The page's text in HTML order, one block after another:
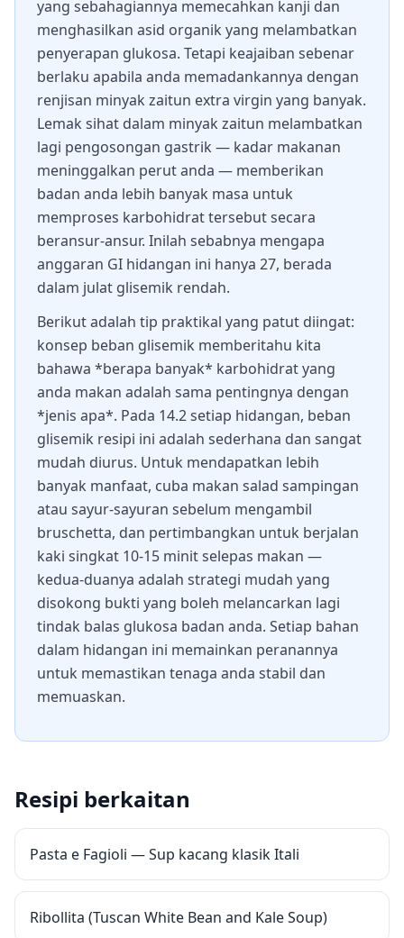
yang sebahagiannya memecahkan kanji dan
menghasilkan asid organik yang melambatkan
penyerapan glukosa. Tetapi keajaiban sebenar
berlaku apabila anda memadankannya dengan
renjisan minyak zaitun extra virgin yang banyak.
Lemak sihat dalam minyak zaitun melambatkan
lagi pengosongan gastrik — kadar makanan
meninggalkan perut anda — memberikan
badan anda lebih banyak masa untuk
memproses karbohidrat tersebut secara
beransur-ansur. Inilah sebabnya mengapa
anggaran GI hidangan ini hanya 27, berada
dalam julat glisemik rendah.
Berikut adalah tip praktikal yang patut diingat:
konsep beban glisemik memberitahu kita
bahawa *berapa banyak* karbohidrat yang
anda makan adalah sama pentingnya dengan
*jenis apa*. Pada 14.2 setiap hidangan, beban
glisemik resipi ini adalah sederhana dan sangat
mudah diurus. Untuk mendapatkan lebih
banyak manfaat, cuba makan salad sampingan
atau sayur-sayuran sebelum mengambil
bruschetta, dan pertimbangkan untuk berjalan
kaki singkat 10-15 minit selepas makan —
kedua-duanya adalah strategi mudah yang
disokong bukti yang boleh melancarkan lagi
tindak balas glukosa badan anda. Setiap bahan
dalam hidangan ini memainkan peranannya
untuk memastikan tenaga anda stabil dan
memuaskan.
Resipi berkaitan
Pasta e Fagioli — Sup kacang klasik Itali
Ribollita (Tuscan White Bean and Kale Soup)